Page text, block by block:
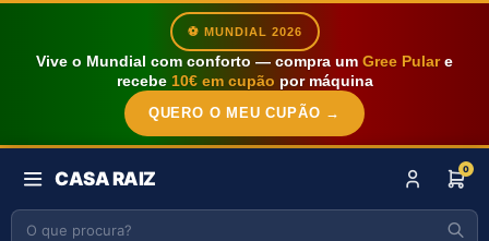
⚽ MUNDIAL 2026
Vive o Mundial com conforto — compra um Gree Pulare
recebe 10€ em cupão por máquina
QUERO O MEU CUPÃO →
CASA RAIZ 0